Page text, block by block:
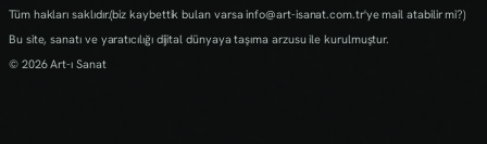
Tüm hakları saklıdır.(biz kaybettik bulan varsa info@art-isanat.com.tr'ye mail atabilir mi?)
Bu site, sanatı ve yaratıcılığı dijital dünyaya taşıma arzusu ile kurulmuştur.
© 2026 Art-ı Sanat